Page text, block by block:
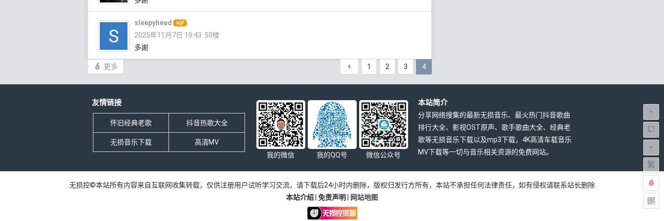
sleepyhead
2025年11月7日 19:43 50楼
多謝
更多 1 2 3 4
友情链接
怀旧经典老歌 抖音热歌大全
无损音乐下载
高清MV
我的微信
我的QQ号 微信公众号
本站简介
分享网络搜集的最新无损音乐、最火热门抖音歌曲
排行大全、影视OST原声、歌手歌曲大全、经典老
歌等无损音乐下载以及mp3下载，4K高清车载音乐
MV下载等一切与音乐相关资源的免费网站。
无损控©本站所有内容来自互联网收集转载，仅供注册用户试听学习交流，请下载后24小时内删除，版权归发行方所有，本站不承担任何法律责任，如有侵权请联系站长删除
本站介绍 免责声明 网站地图
繁